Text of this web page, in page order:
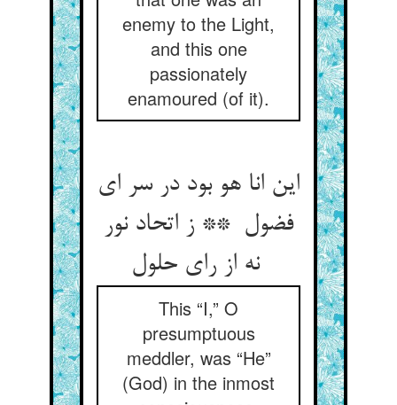
enemy to the Light,
and this one
passionately
enamoured (of it).
این انا هو بود در سر ای
فضول ** ز اتحاد نور
نه از رای حلول
This “I,” O
presumptuous
meddler, was “He”
(God) in the inmost